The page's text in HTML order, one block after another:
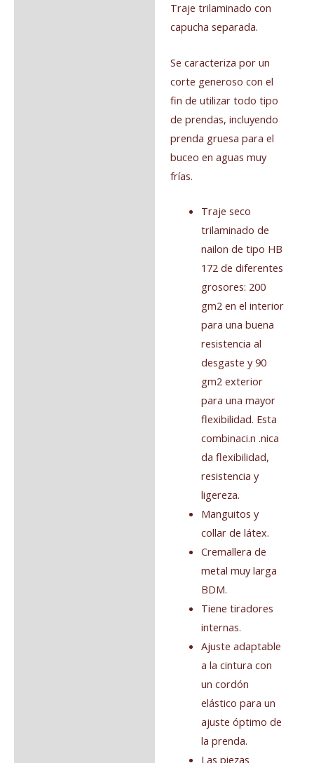
Traje trilaminado con
capucha separada.
Se caracteriza por un
corte generoso con el
fin de utilizar todo tipo
de prendas, incluyendo
prenda gruesa para el
buceo en aguas muy
frías.
Traje seco
trilaminado de
nailon de tipo HB
172 de diferentes
grosores: 200
gm2 en el interior
para una buena
resistencia al
desgaste y 90
gm2 exterior
para una mayor
flexibilidad. Esta
combinaci.n .nica
da flexibilidad,
resistencia y
ligereza.
Manguitos y
collar de látex.
Cremallera de
metal muy larga
BDM.
Tiene tiradores
internas.
Ajuste adaptable
a la cintura con
un cordón
elástico para un
ajuste óptimo de
la prenda.
Las piezas